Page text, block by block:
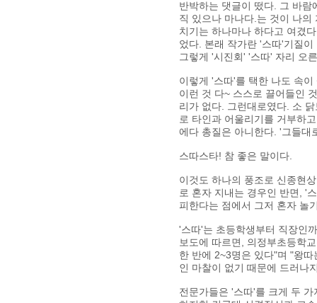
반박하는 댓글이 떴다. 그 바
직 있으나 마나다.는 것이 나
치기는 하나마나 하다고 여겼
었다. 본래 작가란 '스따'기질
그렇게 '시진회' '스따' 자리 오
이렇게 '스따'를 택한 나도 속
이런 것 다~ 스스로 끌어들인
리가 없다. 그런대로였다. 소
로 타인과 어울리기를 거부하
에다 총질은 아니한다. '그들대
스따스타! 참 좋은 말이다.
이것도 하나의 풍조로 신종현
로 혼자 지내는 경우인 반면, '
피한다는 점에서 그저 혼자 놀
'스따'는 초등학생부터 직장인
보도에 따르면, 의정부초등학
한 반에 2~3명은 있다"며 "왕
인 마찰이 없기 때문에 드러나
전문가들은 '스따'를 크게 두